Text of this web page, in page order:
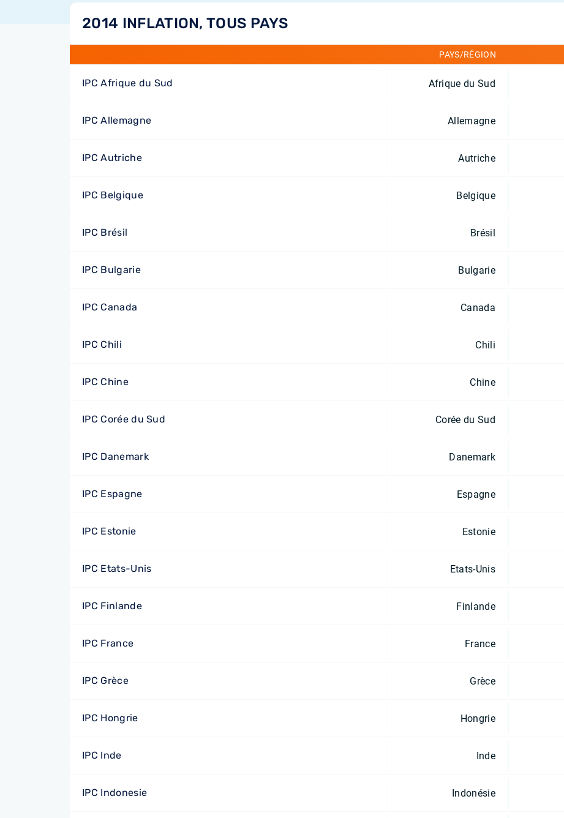
2014 INFLATION, TOUS PAYS
PAYS/RÉGION
IPC Afrique du Sud Afrique du Sud
IPC Allemagne Allemagne
IPC Autriche Autriche
IPC Belgique Belgique
IPC Brésil Brésil
IPC Bulgarie Bulgarie
IPC Canada Canada
IPC Chili Chili
IPC Chine Chine
IPC Corée du Sud Corée du Sud
IPC Danemark Danemark
IPC Espagne Espagne
IPC Estonie Estonie
IPC Etats-Unis Etats-Unis
IPC Finlande Finlande
IPC France France
IPC Grèce Grèce
IPC Hongrie Hongrie
IPC Inde Inde
IPC Indonesie Indonésie